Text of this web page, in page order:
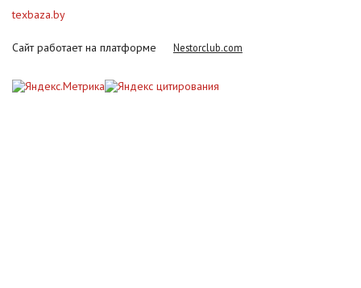
texbaza.by
Сайт работает на платформе Nestorclub.com